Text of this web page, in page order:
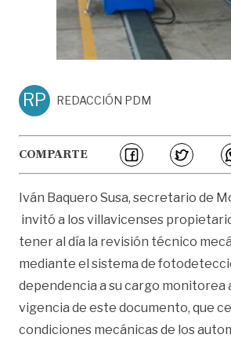
RP REDACCIÓN PDM
COMPARTE
Iván Baquero Susa, secretario de
invitó a los villavicenses
tener al día la revisión técnico
mediante el sistema de
dependencia a su cargo monitorea
vigencia de este documento, que
condiciones mecánicas de los